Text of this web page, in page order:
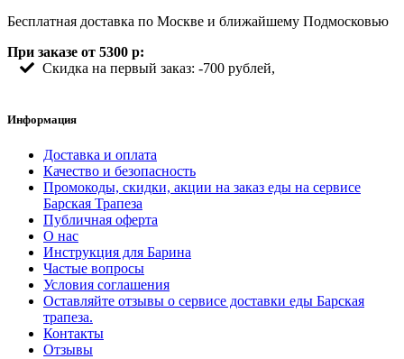
Бесплатная доставка по Москве и ближайшему Подмосковью
При заказе от 5300 р:
Скидка на первый заказ: -700 рублей,
Информация
Доставка и оплата
Качество и безопасность
Промокоды, скидки, акции на заказ еды на сервисе
Барская Трапеза
Публичная оферта
О нас
Инструкция для Барина
Частые вопросы
Условия соглашения
Оставляйте отзывы о сервисе доставки еды Барская
трапеза.
Контакты
Отзывы